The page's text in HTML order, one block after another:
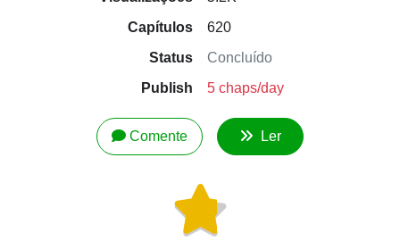
Capítulos
620
Status
Concluído
Publish
5 chaps/day
Comente Ler